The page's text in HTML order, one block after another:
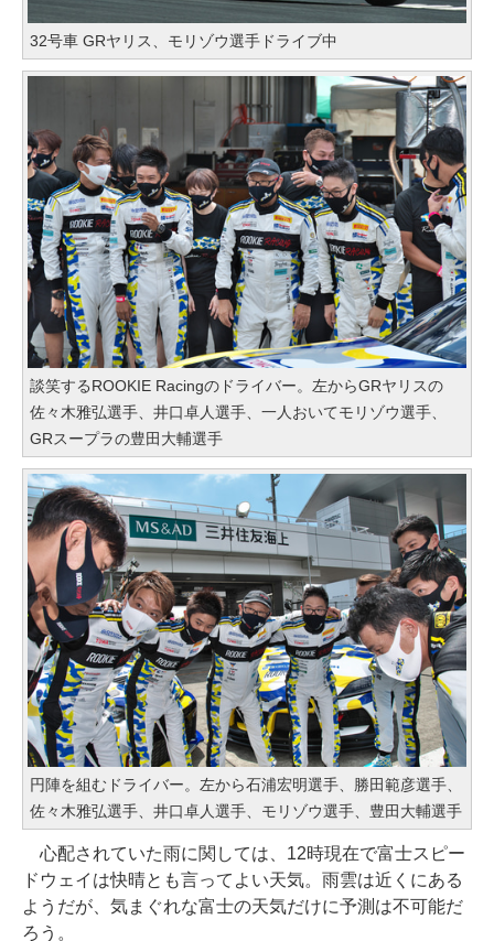
32号車 GRヤリス、モリゾウ選手ドライブ中
談笑するROOKIE Racingのドライバー。左からGRヤリスの
佐々木雅弘選手、井口卓人選手、一人おいてモリゾウ選手、
GRスープラの豊田大輔選手
円陣を組むドライバー。左から石浦宏明選手、勝田範彦選手、
佐々木雅弘選手、井口卓人選手、モリゾウ選手、豊田大輔選手
心配されていた雨に関しては、12時現在で富士スピー
ドウェイは快晴とも言ってよい天気。雨雲は近くにある
ようだが、気まぐれな富士の天気だけに予測は不可能だ
ろう。